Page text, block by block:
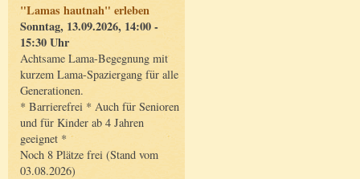
"Lamas hautnah" erleben
Sonntag, 13.09.2026, 14:00 -
15:30 Uhr
Achtsame Lama-Begegnung mit
kurzem Lama-Spaziergang für alle
Generationen.
* Barrierefrei * Auch für Senioren
und für Kinder ab 4 Jahren
geeignet *
Noch 8 Plätze frei (Stand vom
03.08.2026)